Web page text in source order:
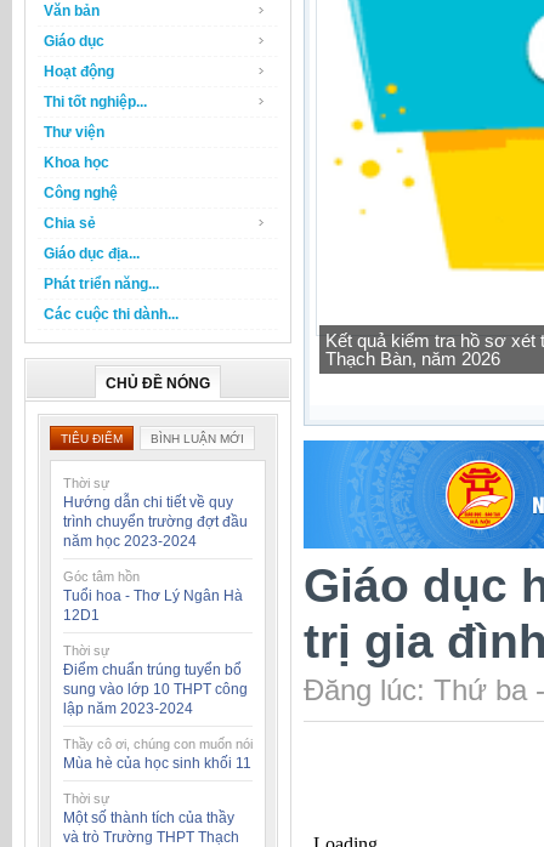
Văn bản
Giáo dục
Hoạt động
Thi tốt nghiệp...
Thư viện
Khoa học
Công nghệ
Chia sẻ
Giáo dục địa...
Phát triển năng...
Các cuộc thi dành...
CHỦ ĐỀ NÓNG
TIÊU ĐIỂM BÌNH LUẬN MỚI
Thời sự
Hướng dẫn chi tiết về quy
trình chuyển trường đợt đầu
năm học 2023-2024
Góc tâm hồn
Tuổi hoa - Thơ Lý Ngân Hà
12D1
Thời sự
Điểm chuẩn trúng tuyển bổ
sung vào lớp 10 THPT công
lập năm 2023-2024
Thầy cô ơi, chúng con muốn nói
Mùa hè của học sinh khối 11
Thời sự
Một số thành tích của thầy
và trò Trường THPT Thạch
Tra cứu thông tin lớp học
Giáo dục
trị gia
Đăng lúc: Thứ ba